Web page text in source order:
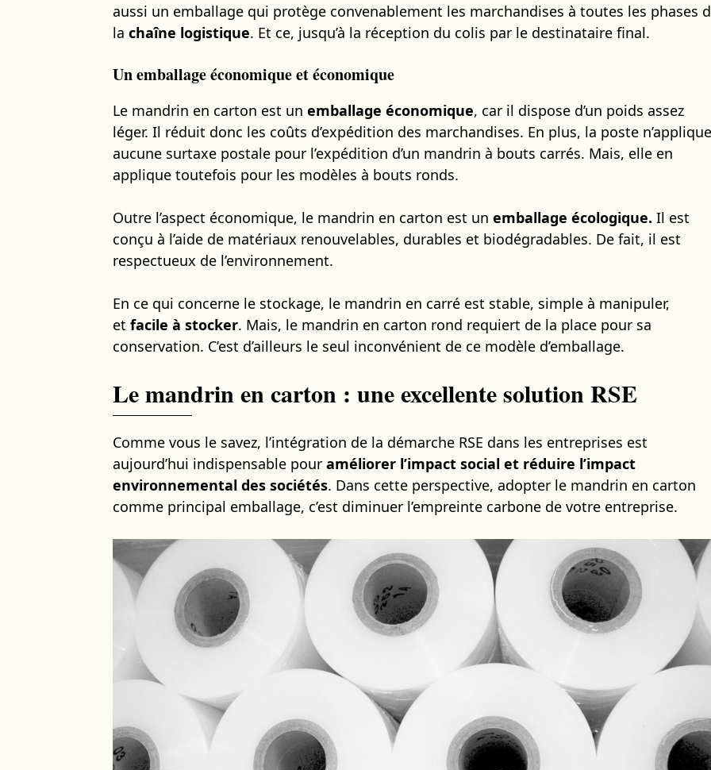
aussi un emballage qui protège convenablement les marchandises à toutes les phases
la chaîne logistique. Et ce, jusqu’à la réception du colis par le destinataire final.
Un emballage économique et économique
Le mandrin en carton est un emballage économique, car il dispose d’un poids assez
léger. Il réduit donc les coûts d’expédition des marchandises. En plus, la poste n’applique
aucune surtaxe postale pour l’expédition d’un mandrin à bouts carrés. Mais, elle en
applique toutefois pour les modèles à bouts ronds.
Outre l’aspect économique, le mandrin en carton est un emballage écologique. Il est
conçu à l’aide de matériaux renouvelables, durables et biodégradables. De fait, il est
respectueux de l’environnement.
En ce qui concerne le stockage, le mandrin en carré est stable, simple à manipuler,
et facile à stocker. Mais, le mandrin en carton rond requiert de la place pour sa
conservation. C’est d’ailleurs le seul inconvénient de ce modèle d’emballage.
Le mandrin en carton : une excellente solution RSE
Comme vous le savez, l’intégration de la démarche RSE dans les entreprises est
aujourd’hui indispensable pour améliorer l’impact social et réduire l’impact
environnemental des sociétés. Dans cette perspective, adopter le mandrin en carton
comme principal emballage, c’est diminuer l’empreinte carbone de votre entreprise.